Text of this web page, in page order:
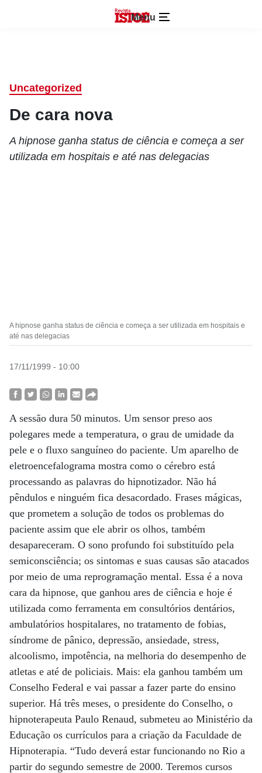
Menu
Uncategorized
De cara nova
A hipnose ganha status de ciência e começa a ser
utilizada em hospitais e até nas delegacias
A hipnose ganha status de ciência e começa a ser utilizada em hospitais e
até nas delegacias
17/11/1999 - 10:00
A sessão dura 50 minutos. Um sensor preso aos
polegares mede a temperatura, o grau de umidade da
pele e o fluxo sanguíneo do paciente. Um aparelho de
eletroencefalograma mostra como o cérebro está
processando as palavras do hipnotizador. Não há
pêndulos e ninguém fica desacordado. Frases mágicas,
que prometem a solução de todos os problemas do
paciente assim que ele abrir os olhos, também
desapareceram. O sono profundo foi substituído pela
semiconsciência; os sintomas e suas causas são atacados
por meio de uma reprogramação mental. Essa é a nova
cara da hipnose, que ganhou ares de ciência e hoje é
utilizada como ferramenta em consultórios dentários,
ambulatórios hospitalares, no tratamento de fobias,
síndrome de pânico, depressão, ansiedade, stress,
alcoolismo, impotência, na melhoria do desempenho de
atletas e até de policiais. Mais: ela ganhou também um
Conselho Federal e vai passar a fazer parte do ensino
superior. Há três meses, o presidente do Conselho, o
hipnoterapeuta Paulo Renaud, submeteu ao Ministério da
Educação os currículos para a criação da Faculdade de
Hipnoterapia. “Tudo deverá estar funcionando no Rio a
partir do segundo semestre de 2000. Teremos cursos